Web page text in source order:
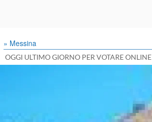
» Messina
OGGI ULTIMO GIORNO PER VOTARE ONLINE